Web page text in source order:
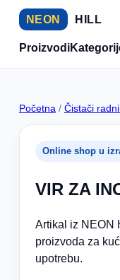
NEON HILL
Proizvodi
Početna / Čistači
Online shop u
VIR ZA
Artikal iz NEON
proizvoda za
upotrebu.